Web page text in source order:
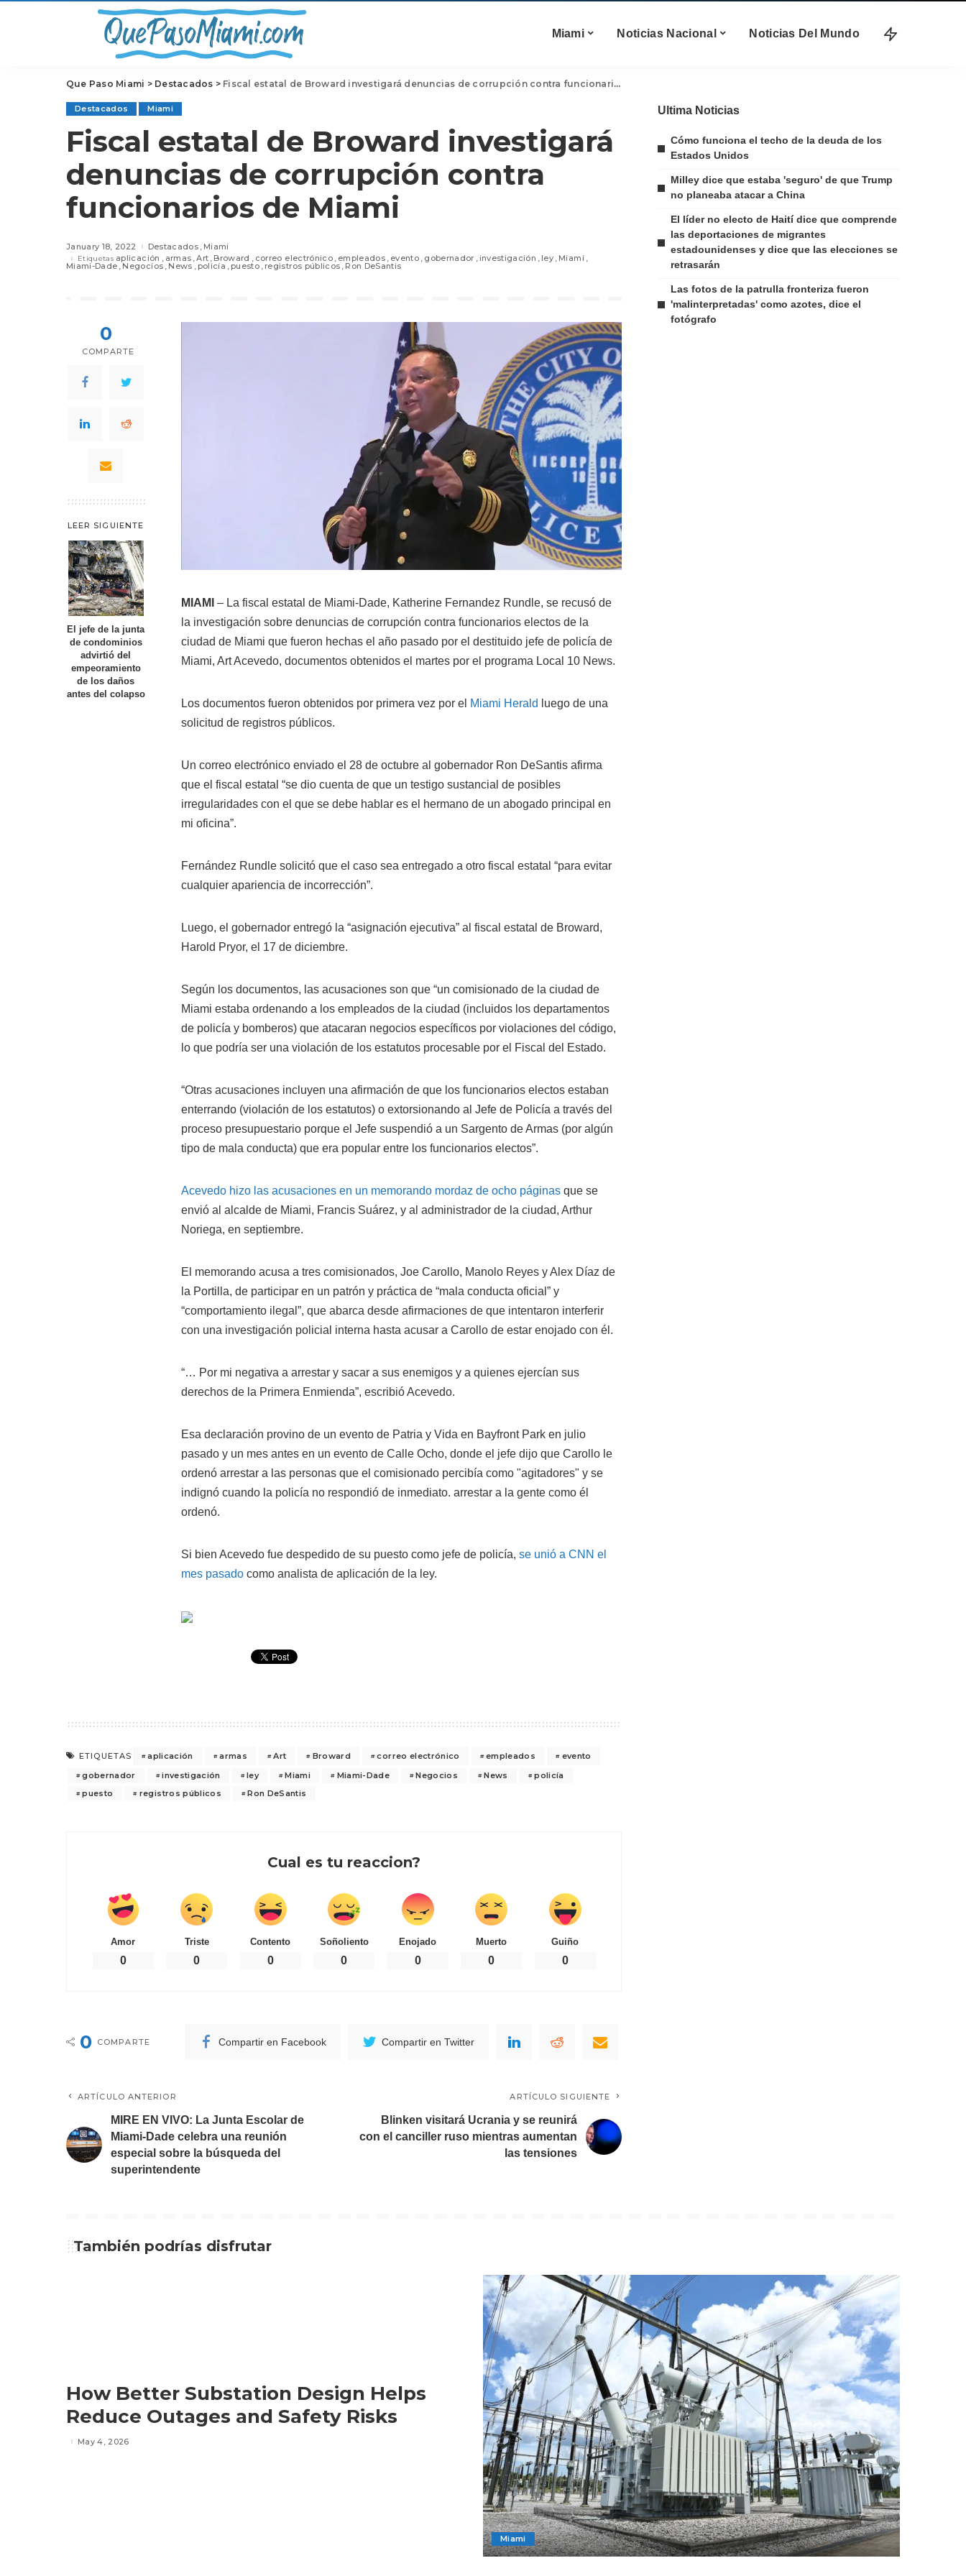
Miami Noticias Nacional Noticias Del Mundo
Que Paso Miami > Destacados > Fiscal estatal de Broward investigará denuncias de corrupción contra funcionarios de Miami
Destacados Miami
Fiscal estatal de Broward investigará
denuncias de corrupción contra
funcionarios de Miami
January 18, 2022 Destacados Miami
Etiquetas aplicación armas Art Broward correo electrónico empleados evento gobernador investigación ley Miami
Miami-Dade Negocios News policía puesto registros públicos Ron DeSantis
0
COMPARTE
LEER SIGUIENTE
El jefe de la junta
de condominios
advirtió del
empeoramiento
de los daños
antes del colapso
MIAMI – La fiscal estatal de Miami-Dade, Katherine Fernandez Rundle, se recusó de
la investigación sobre denuncias de corrupción contra funcionarios electos de la
ciudad de Miami que fueron hechas el año pasado por el destituido jefe de policía de
Miami, Art Acevedo, documentos obtenidos el martes por el programa Local 10 News.
Los documentos fueron obtenidos por primera vez por el Miami Herald
luego de una
solicitud de registros públicos.
Un correo electrónico enviado el 28 de octubre al gobernador Ron DeSantis afirma
que el fiscal estatal “se dio cuenta de que un testigo sustancial de posibles
irregularidades con el que se debe hablar es el hermano de un abogado principal en
mi oficina”.
Fernández Rundle solicitó que el caso sea entregado a otro fiscal estatal “para evitar
cualquier apariencia de incorrección”.
Luego, el gobernador entregó la “asignación ejecutiva” al fiscal estatal de Broward,
Harold Pryor, el 17 de diciembre.
Según los documentos, las acusaciones son que “un comisionado de la ciudad de
Miami estaba ordenando a los empleados de la ciudad (incluidos los departamentos
de policía y bomberos) que atacaran negocios específicos por violaciones del código,
lo que podría ser una violación de los estatutos procesable por el Fiscal del Estado.
“Otras acusaciones incluyen una afirmación de que los funcionarios electos estaban
enterrando (violación de los estatutos) o extorsionando al Jefe de Policía a través del
proceso presupuestario porque el Jefe suspendió a un Sargento de Armas (por algún
tipo de mala conducta) que era popular entre los funcionarios electos”.
Acevedo hizo las acusaciones en un memorando mordaz de ocho páginas que se
envió al alcalde de Miami, Francis Suárez, y al administrador de la ciudad, Arthur
Noriega, en septiembre.
El memorando acusa a tres comisionados, Joe Carollo, Manolo Reyes y Alex Díaz de
la Portilla, de participar en un patrón y práctica de “mala conducta oficial” y
“comportamiento ilegal”, que abarca desde afirmaciones de que intentaron interferir
con una investigación policial interna hasta acusar a Carollo de estar enojado con él.
“… Por mi negativa a arrestar y sacar a sus enemigos y a quienes ejercían sus
derechos de la Primera Enmienda”, escribió Acevedo.
Esa declaración provino de un evento de Patria y Vida en Bayfront Park en julio
pasado y un mes antes en un evento de Calle Ocho, donde el jefe dijo que Carollo le
ordenó arrestar a las personas que el comisionado percibía como "agitadores" y se
indignó cuando la policía no respondió de inmediato. arrestar a la gente como él
ordenó.
Si bien Acevedo fue despedido de su puesto como jefe de policía, se unió a CNN el
mes pasado como analista de aplicación de la ley.
ETIQUETAS aplicación armas Art Broward correo electrónico empleados
evento
gobernador
investigación ley Miami Miami-Dade Negocios News
policía
puesto
registros públicos Ron DeSantis
Cual es tu reaccion?
Amor
0
Triste
0
Contento
0
Soñoliento
0
Enojado
0
Muerto
0
Guiño
0
0 COMPARTE Compartir en Facebook Compartir en Twitter
ARTÍCULO ANTERIOR
MIRE EN VIVO: La Junta Escolar de
Miami-Dade celebra una reunión
especial sobre la búsqueda del
superintendente
ARTÍCULO SIGUIENTE
Blinken visitará Ucrania y se reunirá
con el canciller ruso mientras aumentan
las tensiones
Ultima Noticias
Cómo funciona el techo de la deuda de los
Estados Unidos
Milley dice que estaba 'seguro' de que Trump
no planeaba atacar a China
El líder no electo de Haití dice que comprende
las deportaciones de migrantes
estadounidenses y dice que las elecciones se
retrasarán
Las fotos de la patrulla fronteriza fueron
'malinterpretadas' como azotes, dice el
fotógrafo
También podrías disfrutar
Miami
How Better Substation Design Helps
Reduce Outages and Safety Risks
May 4, 2026